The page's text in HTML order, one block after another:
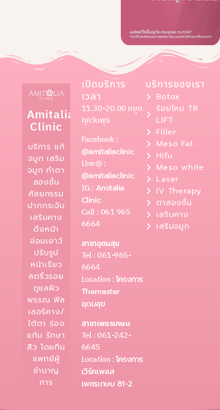
Amitalia
Clinic
บริการ แก้
จมูก เสริม
จมูก ทำตา
สองชั้น
ศัลยกรรม
ปากกระจับ
เสริมคาง
ดึงหน้า
อ่อนเยาว์
ปรับรูป
หน้าเรียว
ลดริ้วรอย
ดูแลผิว
พรรณ ฟิล
เลอร์คาง/
ใต้ตา ร่อง
แก้ม รักษา
สิว โดยทีม
แพทย์ผู้
ชำนาญ
การ
เปิดบริการ
เวลา
11.30-20.00 หยุด
ทุกวันพุธ
Facebook :
@amitaliaclinic
Line@ :
@amitaliaclinic
IG : Amitalia
Clinic
Call : 061 965
6664
สาขาอุดมสุข
Tel : 061-965-
6664
Location :โครงการ
Themaster
อุดมสุข
สาขาเพชรเกษม
Tel : 061-242-
6645
Location :โครงการ
เวิร์คเพลส
เพชรเกษม 81-2
บริการของเรา
Botox
ร้อยไหม TR
LIFT
Filler
Meso Fat
Hifu
Meso white
Laser
IV Therapy
ตาสองชั้น
เสริมคาง
เสริมจมูก